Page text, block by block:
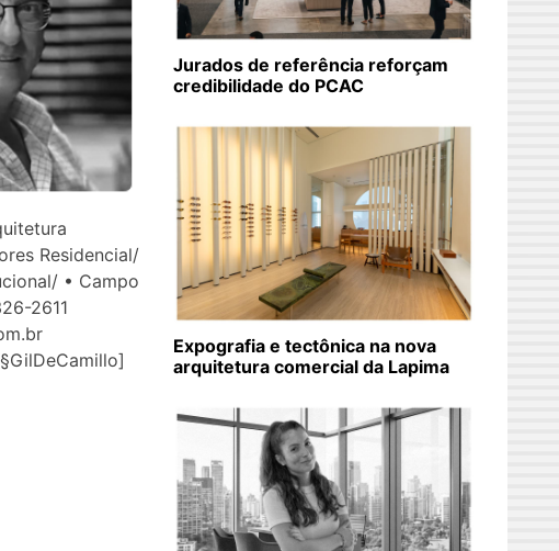
Residencial/
• Campo
2611
Jurados de referência reforçam
credibilidade do PCAC
Expografia e tectônica na nova
arquitetura comercial da Lapima